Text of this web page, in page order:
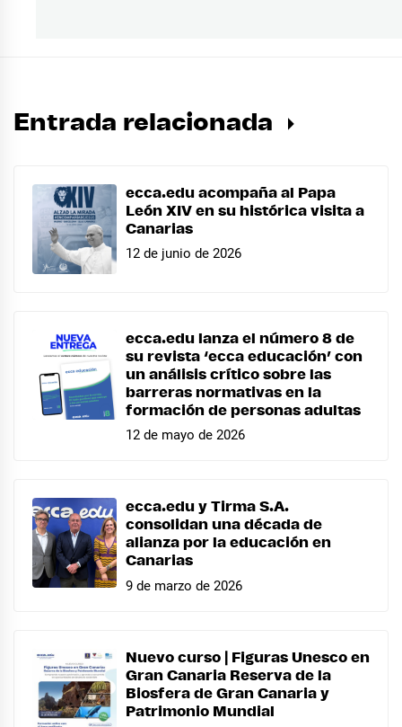
Entrada relacionada
ecca.edu acompaña al Papa
León XIV en su histórica visita a
Canarias
12 de junio de 2026
ecca.edu lanza el número 8 de
su revista ‘ecca educación’ con
un análisis crítico sobre las
barreras normativas en la
formación de personas adultas
12 de mayo de 2026
ecca.edu y Tirma S.A.
consolidan una década de
alianza por la educación en
Canarias
9 de marzo de 2026
Nuevo curso | Figuras Unesco en
Gran Canaria Reserva de la
Biosfera de Gran Canaria y
Patrimonio Mundial